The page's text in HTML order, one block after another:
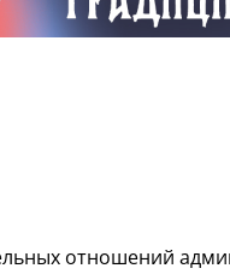
отношений